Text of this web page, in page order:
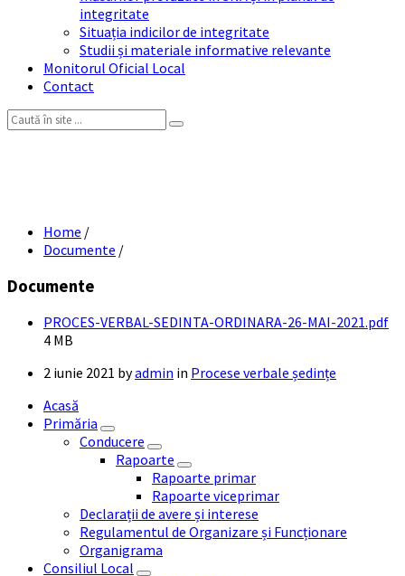
integritate
Situația indicilor de integritate
Studii și materiale informative relevante
Monitorul Oficial Local
Contact
Search:
Home /
Documente /
Documente
PROCES-VERBAL-SEDINTA-ORDINARA-26-MAI-2021.pdf
4 MB
2 iunie 2021 byadmin in Procese verbale ședințe
Acasă
Primăria
Conducere
Rapoarte
Rapoarte primar
Rapoarte viceprimar
Declarații de avere și interese
Regulamentul de Organizare și Funcționare
Organigrama
Consiliul Local